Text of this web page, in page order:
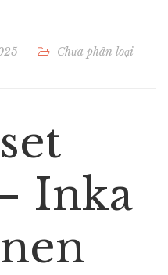
Chưa phân loại
Inka